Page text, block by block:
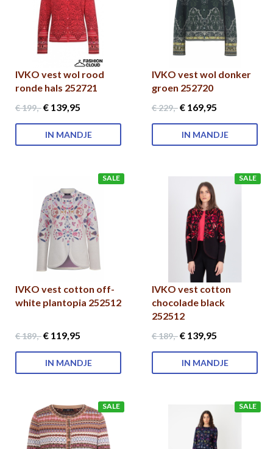
IVKO vest wol rood
ronde hals 252721
€ 199,-€ 139,95
IN MANDJE
IVKO vest wol donker
groen 252720
€ 229,-€ 169,95
IN MANDJE
SALE
IVKO vest cotton off-
white plantopia 252512
€ 189,-€ 119,95
IN MANDJE
SALE
IVKO vest cotton
chocolade black
252512
€ 189,-€ 139,95
IN MANDJE
SALE SALE